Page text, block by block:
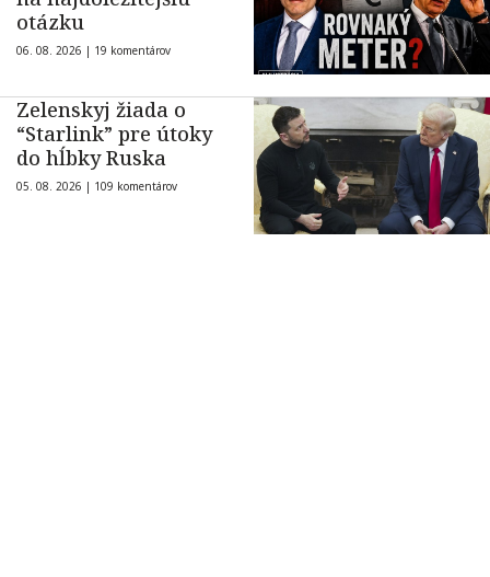
otázku
06. 08. 2026 | 19 komentárov
Zelenskyj žiada o
“Starlink” pre útoky
do hĺbky Ruska
05. 08. 2026 | 109 komentárov